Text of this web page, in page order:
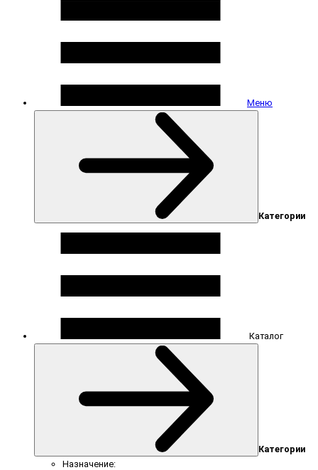
Меню
Категории
Каталог
Категории
Назначение: